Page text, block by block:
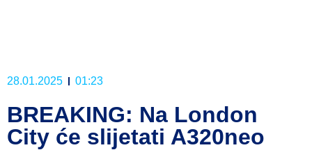
28.01.2025 01:23
BREAKING: Na London
City će slijetati A320neo